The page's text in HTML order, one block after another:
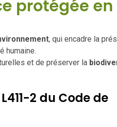
protégée en
, qui encadre la
humaine.
et de préserver la
2 du Code de